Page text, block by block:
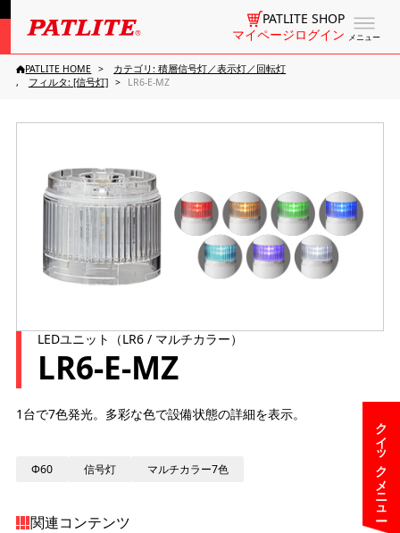
メニュー
PATLITE SHOP
マイページログイン
クイックメニュー
PATLITE HOME
カテゴリ: 積層信号灯／表示灯／回転灯
フィルタ: [信号灯]
LR6-E-MZ
LEDユニット（LR6 / マルチカラー）
LR6-E-MZ
1台で7色発光。多彩な色で設備状態の詳細を表示。
Φ60 信号灯 マルチカラー7色
関連コンテンツ